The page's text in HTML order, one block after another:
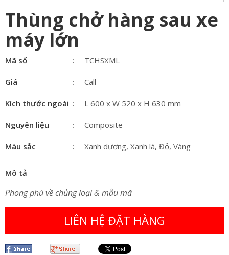
Thùng chở hàng sau xe
máy lớn
Mã số TCHSXML
Giá Call
Kích thước ngoài L 600 x W 520 x H 630 mm
Nguyên liệu Composite
Màu sắc Xanh dương, Xanh lá, Đỏ, Vàng
Mô tả
Phong phú về chủng loại & mẫu mã
LIÊN HỆ ĐẶT HÀNG